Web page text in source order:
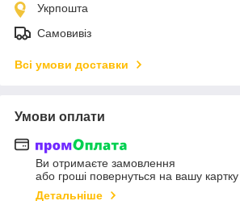
Укрпошта
Самовивіз
Всі умови доставки
Умови оплати
Ви отримаєте замовлення
або гроші повернуться на вашу картку
Детальніше